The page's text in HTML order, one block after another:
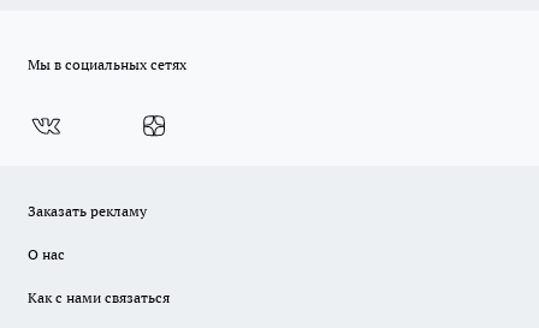
Мы в социальных сетях
Заказать рекламу
О нас
Как с нами связаться